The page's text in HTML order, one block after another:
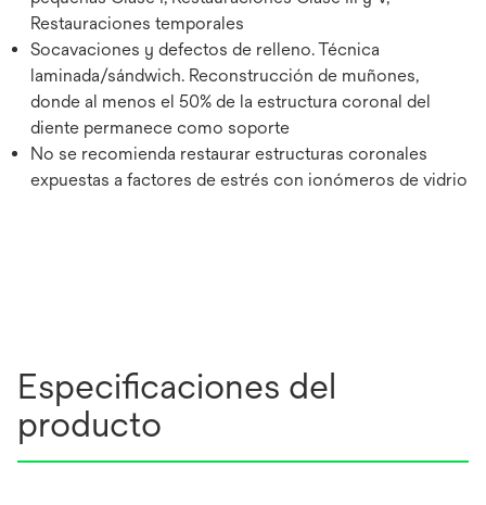
Restauraciones temporales
Socavaciones y defectos de relleno. Técnica
laminada/sándwich. Reconstrucción de muñones,
donde al menos el 50% de la estructura coronal del
diente permanece como soporte
No se recomienda restaurar estructuras coronales
expuestas a factores de estrés con ionómeros de vidrio
Especificaciones del
producto